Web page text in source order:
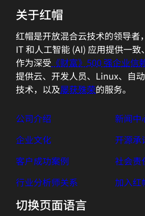
关于红帽
红帽是开放混合云技术的领导者
IT 和人工智能 (AI) 应用提供一致
作为深受 《财富》500 强企业信
提供云、开发人员、Linux、自
技术，以及屡获殊荣的服务。
公司介绍
企业文化
客户成功案例
行业分析师关系
新闻中
开源承
社会责
加入红
切换页面语言